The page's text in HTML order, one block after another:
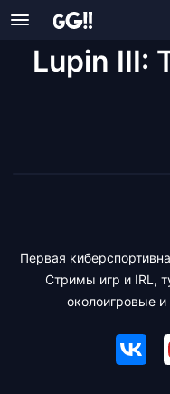
Lupin III:
Первая
Стримы игр и IRL,
околоигровые